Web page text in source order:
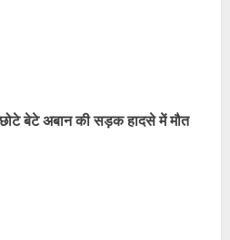
बेटे अबान की सड़क हादसे में मौत